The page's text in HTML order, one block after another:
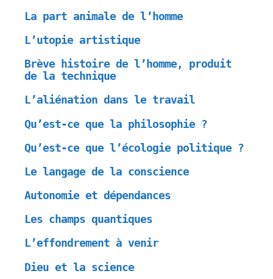
La part animale de l’homme
L’utopie artistique
Brève histoire de l’homme, produit
de la technique
L’aliénation dans le travail
Qu’est-ce que la philosophie ?
Qu’est-ce que l’écologie politique ?
Le langage de la conscience
Autonomie et dépendances
Les champs quantiques
L’effondrement à venir
Dieu et la science